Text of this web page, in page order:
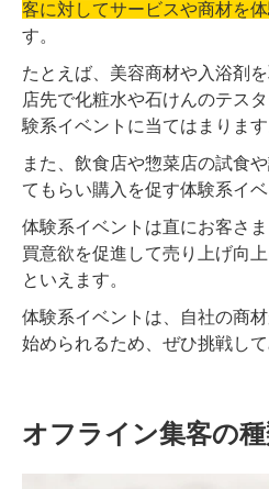
客に対してサービスや商材を
す。
たとえば、美容商材や入浴剤
店先で化粧水や石けんのテス
験系イベントに当てはまります
また、飲食店や惣菜店の試食
てもらい購入を促す体験系イベ
体験系イベントは直にお客さ
買意欲を促進して売り上げ向
といえます。
体験系イベントは、自社の商
始められるため、ぜひ挑戦して
オフライン集客の